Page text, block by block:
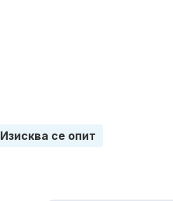
Изисква се опит